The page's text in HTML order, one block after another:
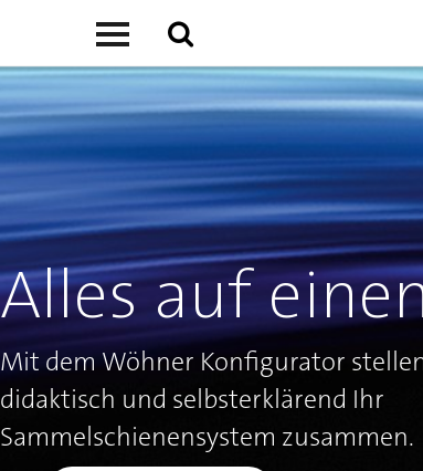
Alles auf
Mit dem Wöhner Konfigurator
didaktisch und selbsterklärend Ihr
Sammelschienensystem zusammen.